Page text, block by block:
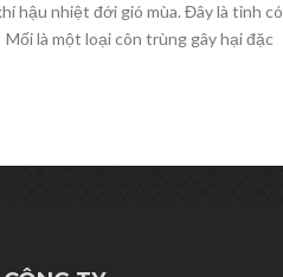
hậu nhiệt đới gió mùa. Đây là tỉnh có
là một loại côn trùng gây hại đặc